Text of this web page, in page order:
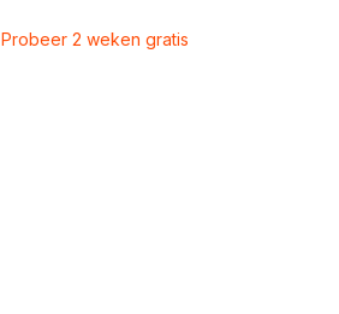
Probeer 2 weken gratis